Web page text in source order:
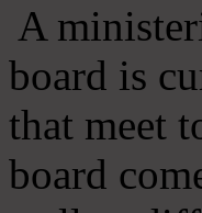
A
board is
that meet
board